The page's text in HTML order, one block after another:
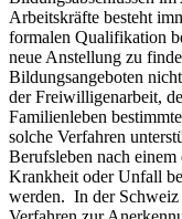
Arbeitskräfte besteht
formalen Qualifikation
neue Anstellung zu
Bildungsangeboten
der Freiwilligenarbeit,
Familienleben
solche Verfahren
Berufsleben nach
Krankheit oder Unfall
werden. In der Schweiz